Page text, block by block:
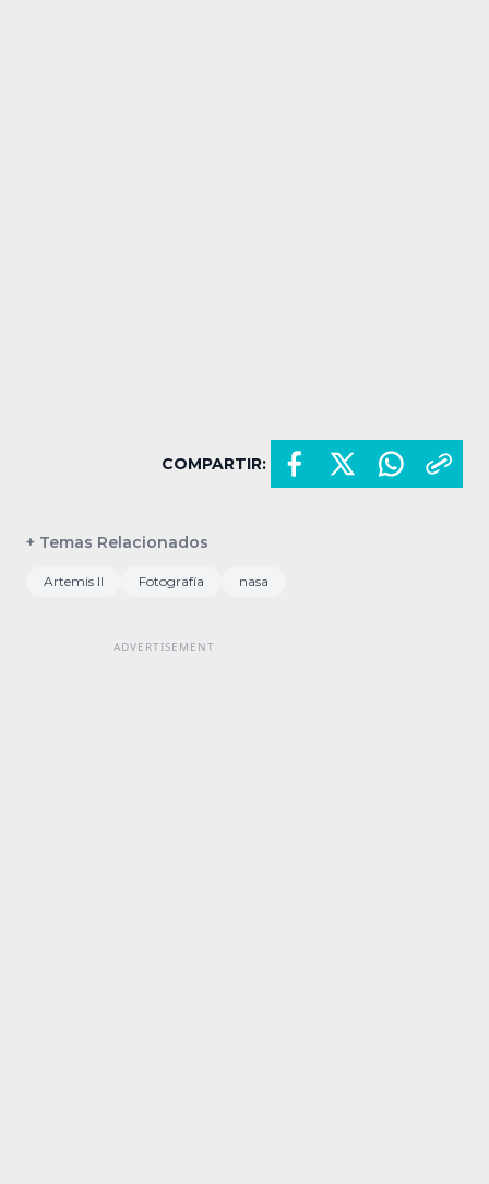
COMPARTIR:
+ Temas Relacionados
Artemis II Fotografía nasa